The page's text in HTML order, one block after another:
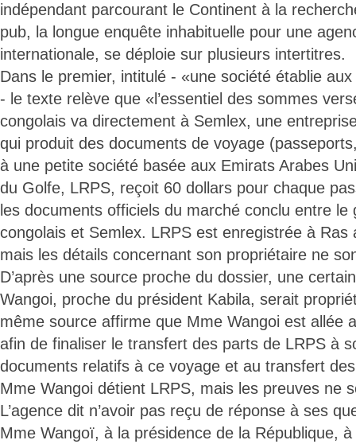
indépendant parcourant le Continent à la
pub, la longue enquête inhabituelle pour une
internationale, se déploie sur plusieurs intertitres.
Dans le premier, intitulé - «une société établie
- le texte relève que «l’essentiel des sommes
congolais va directement à Semlex, une
qui produit des documents de voyage
à une petite société basée aux Emirats Arabes
du Golfe, LRPS, reçoit 60 dollars pour chaque
les documents officiels du marché conclu entre le
congolais et Semlex. LRPS est enregistrée à Ras
mais les détails concernant son propriétaire ne
D’après une source proche du dossier, une
Wangoi, proche du président Kabila, serait
même source affirme que Mme Wangoi est allée
afin de finaliser le transfert des parts de LRPS à
documents relatifs à ce voyage et au transfert
Mme Wangoi détient LRPS, mais les preuves ne
L’agence dit n’avoir pas reçu de réponse à ses
Mme Wangoï, à la présidence de la République,